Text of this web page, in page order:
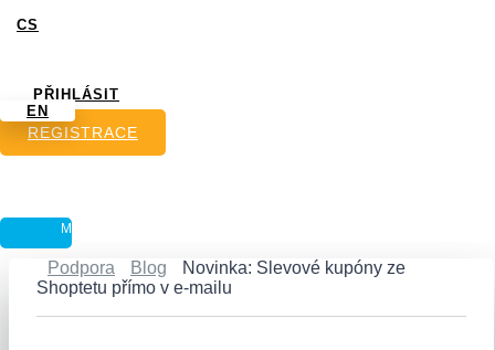
CS
EN
PŘIHLÁSIT
REGISTRACE
Podpora Blog
Novinka: Slevové kupóny ze
Shoptetu přímo v e-mailu